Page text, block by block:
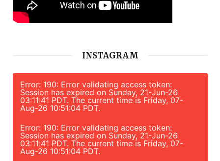
INSTAGRAM
Error: 190: Error validating access token:
Session has expired on Sunday, 21-Jun-26
03:11:41 PDT. The current time is Friday, 07-
Aug-26 10:51:04 PDT.
Error: 190: Error validating access token:
Session has expired on Sunday, 21-Jun-26
03:11:41 PDT. The current time is Friday, 07-
Aug-26 10:51:04 PDT.